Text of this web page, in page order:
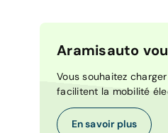
Aramisauto
Vous souhaitez
facilitent la mobilité
En savoir plus